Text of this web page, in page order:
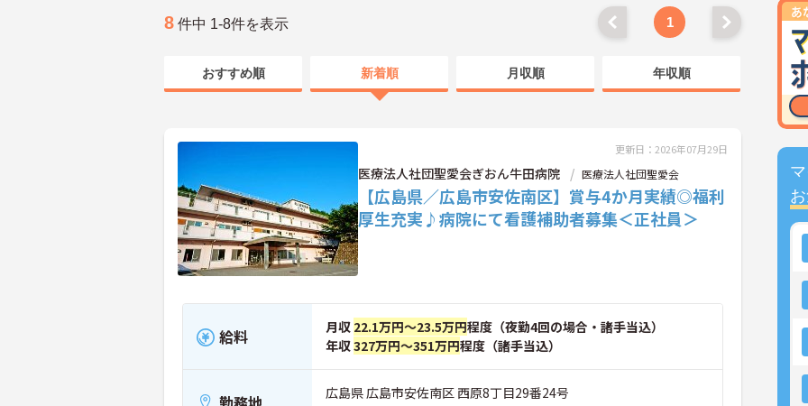
8 件中 1-8件を表示 1
おすすめ順 新着順 月収順 年収順
更新日：2026年07月29日
医療法人社団聖愛会ぎおん牛田病院 医療法人社団聖愛会
【広島県／広島市安佐南区】賞与4か月実績◎福利
厚生充実♪病院にて看護補助者募集＜正社員＞
給料 月収 22.1万円～23.5万円程度（夜勤4回の場合・諸手当込）
年収327万円～351万円程度（諸手当込）
広島県 広島市安佐南区 西原8丁目29番24号